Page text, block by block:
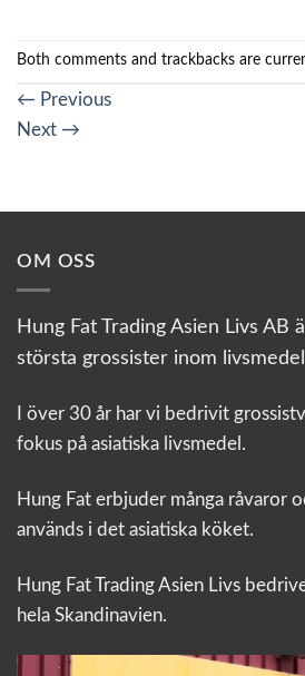
Both comments and trackbacks are
← Previous
Next →
OM OSS
Hung Fat Trading Asien Livs AB
största grossister inom
I över 30 år har vi bedrivit
fokus på asiatiska livsmedel.
Hung Fat erbjuder många råvaror
används i det asiatiska köket.
Hung Fat Trading Asien Livs
hela Skandinavien.